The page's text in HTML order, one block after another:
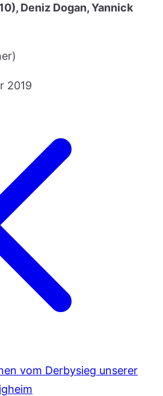
Deniz Dogan, Yannick
2019
vom Derbysieg unserer